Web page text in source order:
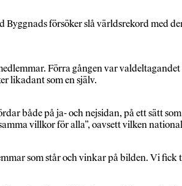
försöker slå världsrekord med
Förra gången var
likadant som en själv.
både på ja- och nejsidan, på ett sätt
villkor för alla”, oavsett vilken
som står och vinkar på bilden. Vi